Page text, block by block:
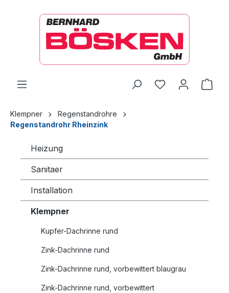
Klempner
Regenstandrohre
Regenstandrohr Rheinzink
Heizung
Sanitaer
Installation
Klempner
Kupfer-Dachrinne rund
Zink-Dachrinne rund
Zink-Dachrinne rund, vorbewittert blaugrau
Zink-Dachrinne rund, vorbewittert